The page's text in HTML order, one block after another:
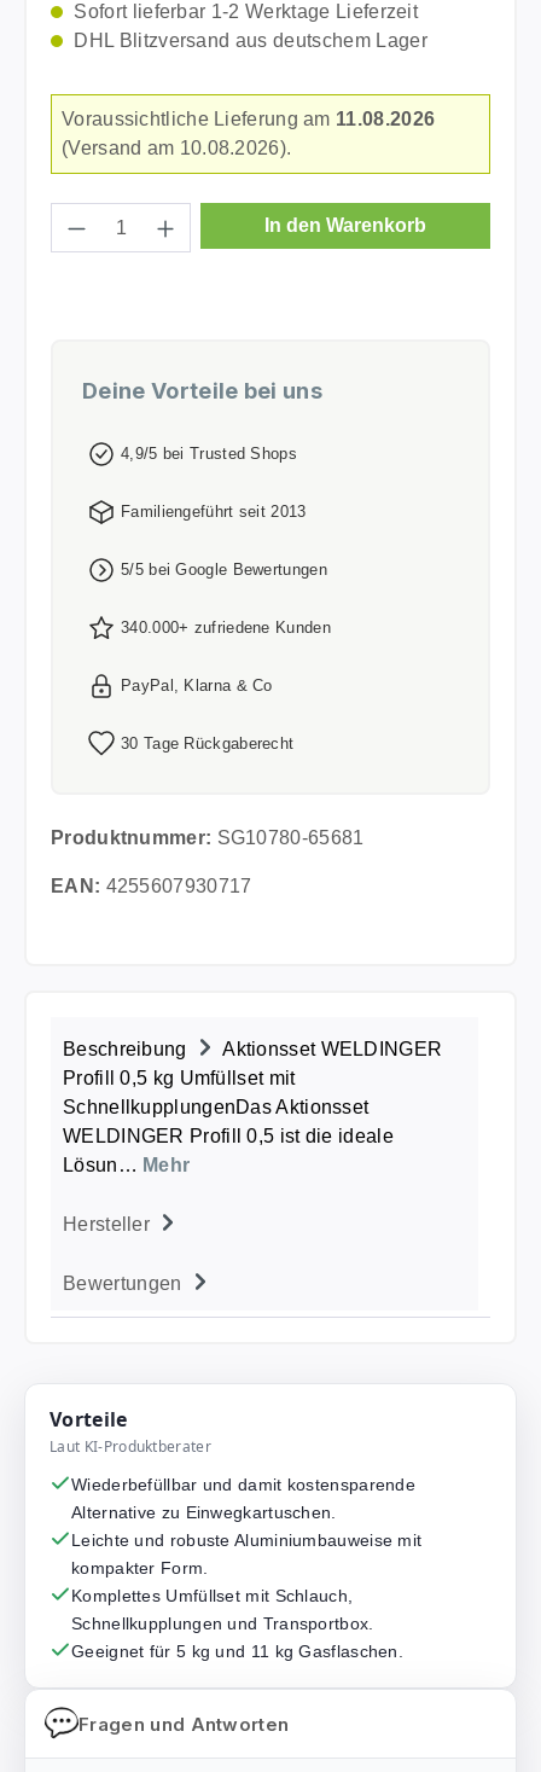
Sofort lieferbar 1-2 Werktage Lieferzeit
DHL Blitzversand aus deutschem Lager
Voraussichtliche Lieferung am 11.08.2026
(Versand am 10.08.2026).
Produkt Anzahl: Gib den gewünschten
In den Warenkorb
Deine Vorteile bei uns
4,9/5 bei Trusted Shops
Familiengeführt seit 2013
5/5 bei Google Bewertungen
340.000+ zufriedene Kunden
PayPal, Klarna & Co
30 Tage Rückgaberecht
Produktnummer: SG10780-65681
EAN: 4255607930717
Beschreibung
Aktionsset WELDINGER
Profill 0,5 kg Umfüllset mit
SchnellkupplungenDas Aktionsset
WELDINGER Profill 0,5 ist die ideale
Lösun… Mehr
Hersteller
Bewertungen
Vorteile
Laut KI-Produktberater
Wiederbefüllbar und damit kostensparende
Alternative zu Einwegkartuschen.
Leichte und robuste Aluminiumbauweise mit
kompakter Form.
Komplettes Umfüllset mit Schlauch,
Schnellkupplungen und Transportbox.
Geeignet für 5 kg und 11 kg Gasflaschen.
Fragen und Antworten